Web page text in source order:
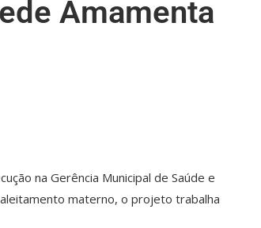
Amamenta
na Gerência Municipal de Saúde e
materno, o projeto trabalha